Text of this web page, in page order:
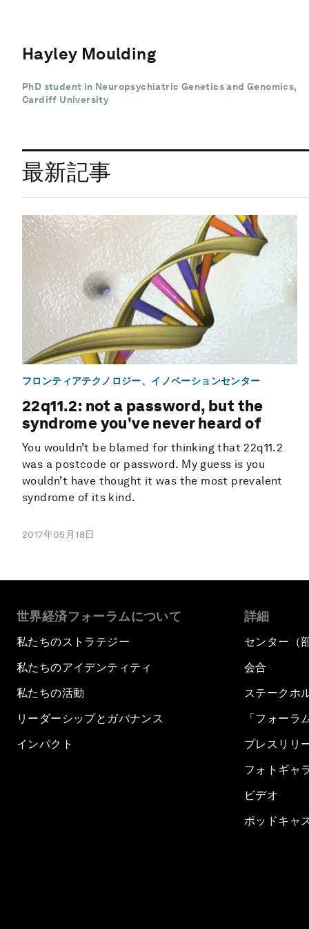
Hayley Moulding
PhD student in Neuropsychiatric Genetics and Genomics,
Cardiff University
最新記事
フロンティアテクノロジー、イノベーションセンター
22q11.2: not a password, but the
syndrome you've never heard of
You wouldn’t be blamed for thinking that 22q11.2
was a postcode or password. My guess is you
wouldn’t have thought it was the most prevalent
syndrome of its kind.
2017年05月18日
世界経済フォーラムについて
私たちのストラテジー
私たちのアイデンティティ
私たちの活動
リーダーシップとガバナンス
インパクト
詳細
センター（
会合
ステークホ
「フォーラ
プレスリリ
フォトギャ
ビデオ
ポッドキャ